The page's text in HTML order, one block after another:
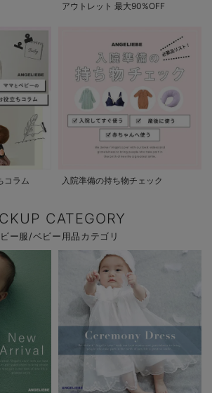
アウトレット 最大90%OFF
コラム 入院準備の持ち物チェック
CATEGORY
ー服/ベビー用品カテゴリ